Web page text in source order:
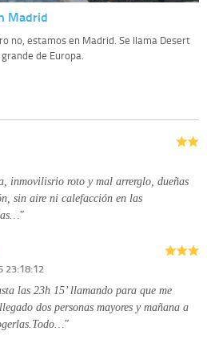
Madrid
no, estamos en Madrid. Se llama Desert
de Europa.
inmovilisrio roto y mal arrerglo, dueñas
sin aire ni calefacción en las
23:18:12
las 23h 15’ llamando para que me
dos personas mayores y mañana a